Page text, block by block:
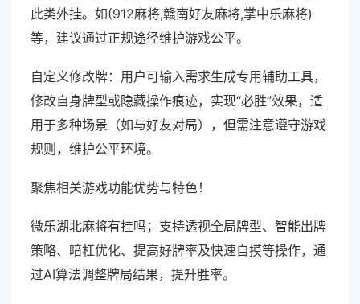
此类外挂。如(912麻将,赣南好友麻将,掌中乐麻将)
等，建议通过正规途径维护游戏公平。
自定义修改牌：用户可输入需求生成专用辅助工具，
修改自身牌型或隐藏操作痕迹，实现“必胜”效果，适
用于多种场景（如与好友对局），但需注意遵守游戏
规则，维护公平环境。
聚焦相关游戏功能优势与特色！
微乐湖北麻将有挂吗；支持透视全局牌型、智能出牌
策略、暗杠优化、提高好牌率及快速自摸等操作，通
过AI算法调整牌局结果，提升胜率。